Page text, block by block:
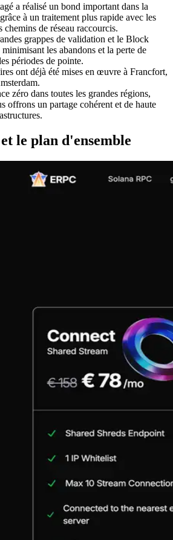
a réalisé un bond important dans la
à un traitement plus rapide avec les
chemins de réseau raccourcis.
grappes de validation et le Block
les abandons et la perte de
périodes de pointe.
ont déjà été mises en œuvre à Francfort,
zéro dans toutes les grandes régions,
offrons un partage cohérent et de haute
le plan d'ensemble